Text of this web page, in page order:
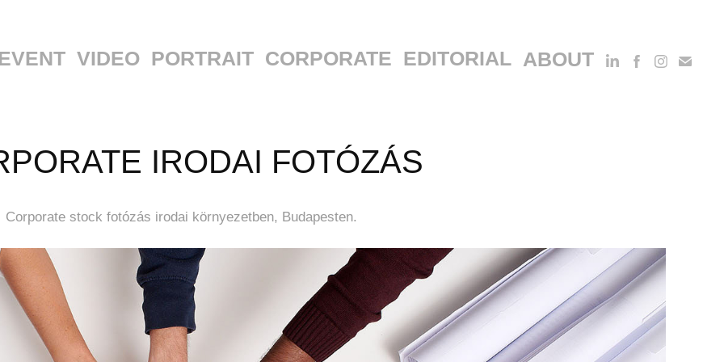
VIDEO PORTRAIT CORPORATE EDITORIAL ABOUT
IRODAI FOTÓZÁS
Corporate stock fotózás irodai környezetben, Budapesten.